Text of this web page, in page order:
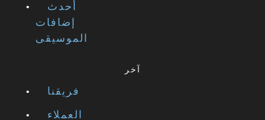
أحدث
إضافات
الموسيقى
آخر
فريقنا
العملاء